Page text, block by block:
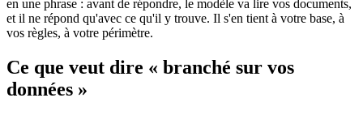
en une phrase : avant de répondre, le modèle va lire vos documents,
et il ne répond qu'avec ce qu'il y trouve. Il s'en tient à votre base, à
vos règles, à votre périmètre.
Ce que veut dire « branché sur vos
données »